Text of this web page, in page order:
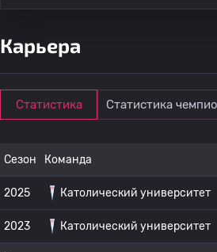
Карьера
Статистика Статистика
Сезон Команда
2025 Католический университет
2023 Католический университет